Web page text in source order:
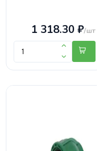
1 318.30 ₽/шт